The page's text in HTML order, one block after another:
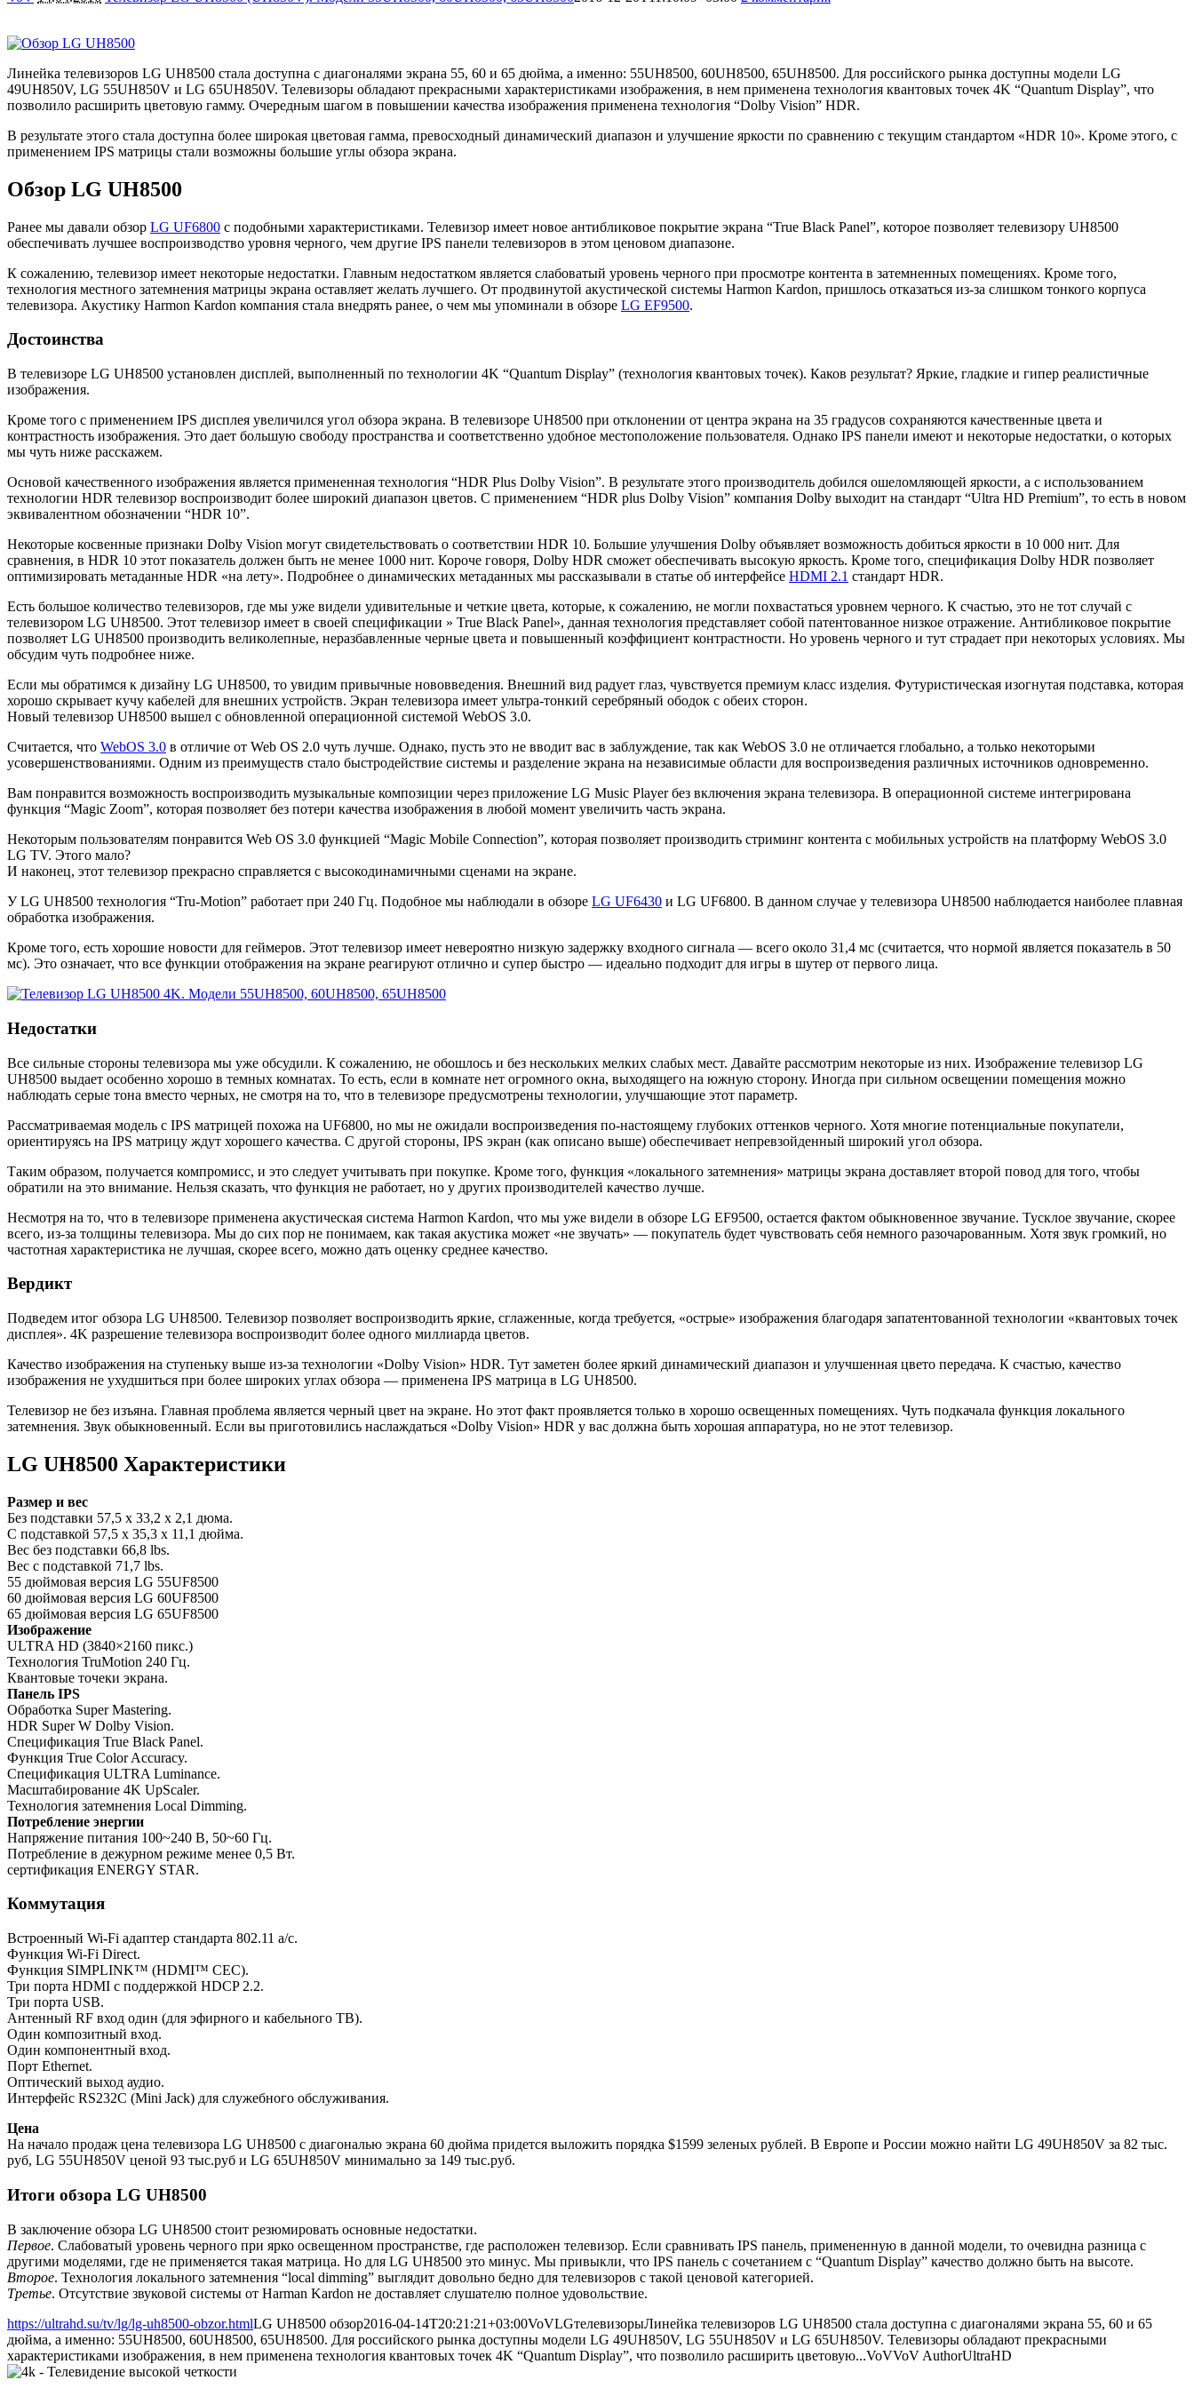
Линейка телевизоров LG UH8500 стала доступна с диагоналями экрана 55, 60 и 65 дюйма, а именно: 55UH8500, 60UH8500, 65UH8500. Для российского рынка доступны модели LG
49UH850V, LG 55UH850V и LG 65UH850V. Телевизоры обладают прекрасными характеристиками изображения, в нем применена технология квантовых точек 4K “Quantum Display”, что
позволило расширить цветовую гамму. Очередным шагом в повышении качества изображения применена технология “Dolby Vision” HDR.
В результате этого стала доступна более широкая цветовая гамма, превосходный динамический диапазон и улучшение яркости по сравнению с текущим стандартом «HDR 10». Кроме этого, с
применением IPS матрицы стали возможны большие углы обзора экрана.
Обзор LG UH8500
Ранее мы давали обзор LG UF6800 с подобными характеристиками. Телевизор имеет новое антибликовое покрытие экрана “True Black Panel”, которое позволяет телевизору UH8500
обеспечивать лучшее воспроизводство уровня черного, чем другие IPS панели телевизоров в этом ценовом диапазоне.
К сожалению, телевизор имеет некоторые недостатки. Главным недостатком является слабоватый уровень черного при просмотре контента в затемненных помещениях. Кроме того,
технология местного затемнения матрицы экрана оставляет желать лучшего. От продвинутой акустической системы Harmon Kardon, пришлось отказаться из-за слишком тонкого корпуса
телевизора. Акустику Harmon Kardon компания стала внедрять ранее, о чем мы упоминали в обзоре LG EF9500.
Достоинства
В телевизоре LG UH8500 установлен дисплей, выполненный по технологии 4K “Quantum Display” (технология квантовых точек). Каков результат? Яркие, гладкие и гипер реалистичные
изображения.
Кроме того с применением IPS дисплея увеличился угол обзора экрана. В телевизоре UH8500 при отклонении от центра экрана на 35 градусов сохраняются качественные цвета и
контрастность изображения. Это дает большую свободу пространства и соответственно удобное местоположение пользователя. Однако IPS панели имеют и некоторые недостатки, о которых
мы чуть ниже расскажем.
Основой качественного изображения является примененная технология “HDR Plus Dolby Vision”. В результате этого производитель добился ошеломляющей яркости, а с использованием
технологии HDR телевизор воспроизводит более широкий диапазон цветов. С применением “HDR plus Dolby Vision” компания Dolby выходит на стандарт “Ultra HD Premium”, то есть в новом
эквивалентном обозначении “HDR 10”.
Некоторые косвенные признаки Dolby Vision могут свидетельствовать о соответствии HDR 10. Большие улучшения Dolby объявляет возможность добиться яркости в 10 000 нит. Для
сравнения, в HDR 10 этот показатель должен быть не менее 1000 нит. Короче говоря, Dolby HDR сможет обеспечивать высокую яркость. Кроме того, спецификация Dolby HDR позволяет
оптимизировать метаданные HDR «на лету». Подробнее о динамических метаданных мы рассказывали в статье об интерфейсе HDMI 2.1 стандарт HDR.
Есть большое количество телевизоров, где мы уже видели удивительные и четкие цвета, которые, к сожалению, не могли похвастаться уровнем черного. К счастью, это не тот случай с
телевизором LG UH8500. Этот телевизор имеет в своей спецификации » True Black Panel», данная технология представляет собой патентованное низкое отражение. Антибликовое покрытие
позволяет LG UH8500 производить великолепные, неразбавленные черные цвета и повышенный коэффициент контрастности. Но уровень черного и тут страдает при некоторых условиях. Мы
обсудим чуть подробнее ниже.
Если мы обратимся к дизайну LG UH8500, то увидим привычные нововведения. Внешний вид радует глаз, чувствуется премиум класс изделия. Футуристическая изогнутая подставка, которая
хорошо скрывает кучу кабелей для внешних устройств. Экран телевизора имеет ультра-тонкий серебряный ободок с обеих сторон.
Новый телевизор UH8500 вышел с обновленной операционной системой WebOS 3.0.
Считается, что WebOS 3.0 в отличие от Web OS 2.0 чуть лучше. Однако, пусть это не вводит вас в заблуждение, так как WebOS 3.0 не отличается глобально, а только некоторыми
усовершенствованиями. Одним из преимуществ стало быстродействие системы и разделение экрана на независимые области для воспроизведения различных источников одновременно.
Вам понравится возможность воспроизводить музыкальные композиции через приложение LG Music Player без включения экрана телевизора. В операционной системе интегрирована
функция “Magic Zoom”, которая позволяет без потери качества изображения в любой момент увеличить часть экрана.
Некоторым пользователям понравится Web OS 3.0 функцией “Magic Mobile Connection”, которая позволяет производить стриминг контента с мобильных устройств на платформу WebOS 3.0
LG TV. Этого мало?
И наконец, этот телевизор прекрасно справляется с высокодинамичными сценами на экране.
У LG UH8500 технология “Tru-Motion” работает при 240 Гц. Подобное мы наблюдали в обзоре LG UF6430 и LG UF6800. В данном случае у телевизора UH8500 наблюдается наиболее плавная
обработка изображения.
Кроме того, есть хорошие новости для геймеров. Этот телевизор имеет невероятно низкую задержку входного сигнала — всего около 31,4 мс (считается, что нормой является показатель в 50
мс). Это означает, что все функции отображения на экране реагируют отлично и супер быстро — идеально подходит для игры в шутер от первого лица.
Недостатки
Все сильные стороны телевизора мы уже обсудили. К сожалению, не обошлось и без нескольких мелких слабых мест. Давайте рассмотрим некоторые из них. Изображение телевизор LG
UH8500 выдает особенно хорошо в темных комнатах. То есть, если в комнате нет огромного окна, выходящего на южную сторону. Иногда при сильном освещении помещения можно
наблюдать серые тона вместо черных, не смотря на то, что в телевизоре предусмотрены технологии, улучшающие этот параметр.
Рассматриваемая модель с IPS матрицей похожа на UF6800, но мы не ожидали воспроизведения по-настоящему глубоких оттенков черного. Хотя многие потенциальные покупатели,
ориентируясь на IPS матрицу ждут хорошего качества. С другой стороны, IPS экран (как описано выше) обеспечивает непревзойденный широкий угол обзора.
Таким образом, получается компромисс, и это следует учитывать при покупке. Кроме того, функция «локального затемнения» матрицы экрана доставляет второй повод для того, чтобы
обратили на это внимание. Нельзя сказать, что функция не работает, но у других производителей качество лучше.
Несмотря на то, что в телевизоре применена акустическая система Harmon Kardon, что мы уже видели в обзоре LG EF9500, остается фактом обыкновенное звучание. Тусклое звучание, скорее
всего, из-за толщины телевизора. Мы до сих пор не понимаем, как такая акустика может «не звучать» — покупатель будет чувствовать себя немного разочарованным. Хотя звук громкий, но
частотная характеристика не лучшая, скорее всего, можно дать оценку среднее качество.
Вердикт
Подведем итог обзора LG UH8500. Телевизор позволяет воспроизводить яркие, сглаженные, когда требуется, «острые» изображения благодаря запатентованной технологии «квантовых точек
дисплея». 4K разрешение телевизора воспроизводит более одного миллиарда цветов.
Качество изображения на ступеньку выше из-за технологии «Dolby Vision» HDR. Тут заметен более яркий динамический диапазон и улучшенная цвето передача. К счастью, качество
изображения не ухудшиться при более широких углах обзора — применена IPS матрица в LG UH8500.
Телевизор не без изъяна. Главная проблема является черный цвет на экране. Но этот факт проявляется только в хорошо освещенных помещениях. Чуть подкачала функция локального
затемнения. Звук обыкновенный. Если вы приготовились наслаждаться «Dolby Vision» HDR у вас должна быть хорошая аппаратура, но не этот телевизор.
LG UH8500 Характеристики
Размер и вес
Без подставки 57,5 x 33,2 x 2,1 дюма.
С подставкой 57,5 x 35,3 x 11,1 дюйма.
Вес без подставки 66,8 lbs.
Вес с подставкой 71,7 lbs.
55 дюймовая версия LG 55UF8500
60 дюймовая версия LG 60UF8500
65 дюймовая версия LG 65UF8500
Изображение
ULTRA HD (3840×2160 пикс.)
Технология TruMotion 240 Гц.
Квантовые точеки экрана.
Панель IPS
Обработка Super Mastering.
HDR Super W Dolby Vision.
Спецификация True Black Panel.
Функция True Color Accuracy.
Спецификация ULTRA Luminance.
Масштабирование 4K UpScaler.
Технология затемнения Local Dimming.
Потребление энергии
Напряжение питания 100~240 В, 50~60 Гц.
Потребление в дежурном режиме менее 0,5 Вт.
сертификация ENERGY STAR.
Коммутация
Встроенный Wi-Fi адаптер стандарта 802.11 a/c.
Функция Wi-Fi Direct.
Функция SIMPLINK™ (HDMI™ CEC).
Три порта HDMI с поддержкой HDCP 2.2.
Три порта USB.
Антенный RF вход один (для эфирного и кабельного ТВ).
Один композитный вход.
Один компонентный вход.
Порт Ethernet.
Оптический выход аудио.
Интерфейс RS232C (Mini Jack) для служебного обслуживания.
Цена
На начало продаж цена телевизора LG UH8500 с диагональю экрана 60 дюйма придется выложить порядка $1599 зеленых рублей. В Европе и России можно найти LG 49UH850V за 82 тыс.
руб, LG 55UH850V ценой 93 тыс.руб и LG 65UH850V минимально за 149 тыс.руб.
Итоги обзора LG UH8500
В заключение обзора LG UH8500 стоит резюмировать основные недостатки.
Первое. Слабоватый уровень черного при ярко освещенном пространстве, где расположен телевизор. Если сравнивать IPS панель, примененную в данной модели, то очевидна разница с
другими моделями, где не применяется такая матрица. Но для LG UH8500 это минус. Мы привыкли, что IPS панель с сочетанием с “Quantum Display” качество должно быть на высоте.
Второе. Технология локального затемнения “local dimming” выглядит довольно бедно для телевизоров с такой ценовой категорией.
Третье. Отсутствие звуковой системы от Harman Kardon не доставляет слушателю полное удовольствие.
https://ultrahd.su/tv/lg/lg-uh8500-obzor.htmlLG UH8500 обзор2016-04-14T20:21:21+03:00VoVLGтелевизорыЛинейка телевизоров LG UH8500 стала доступна с диагоналями экрана 55, 60 и 65
дюйма, а именно: 55UH8500, 60UH8500, 65UH8500. Для российского рынка доступны модели LG 49UH850V, LG 55UH850V и LG 65UH850V. Телевизоры обладают прекрасными
характеристиками изображения, в нем применена технология квантовых точек 4K “Quantum Display”, что позволило расширить цветовую...VoVVoV AuthorUltraHD